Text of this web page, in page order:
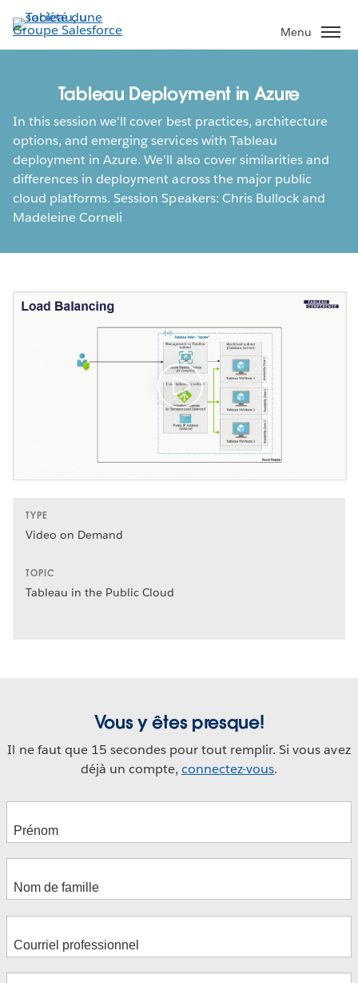
Aller
au
contenu
Menu
Tableau Deployment in Azure
In this session we'll cover best practices, architecture
options, and emerging services with Tableau
deployment in Azure. We'll also cover similarities and
differences in deployment across the major public
cloud platforms. Session Speakers: Chris Bullock and
Madeleine Corneli
TYPE
Video on Demand
TOPIC
Tableau in the Public Cloud
Vous y êtes presque!
Il ne faut que 15 secondes pour tout remplir. Si vous avez
déjà un compte, connectez-vous.